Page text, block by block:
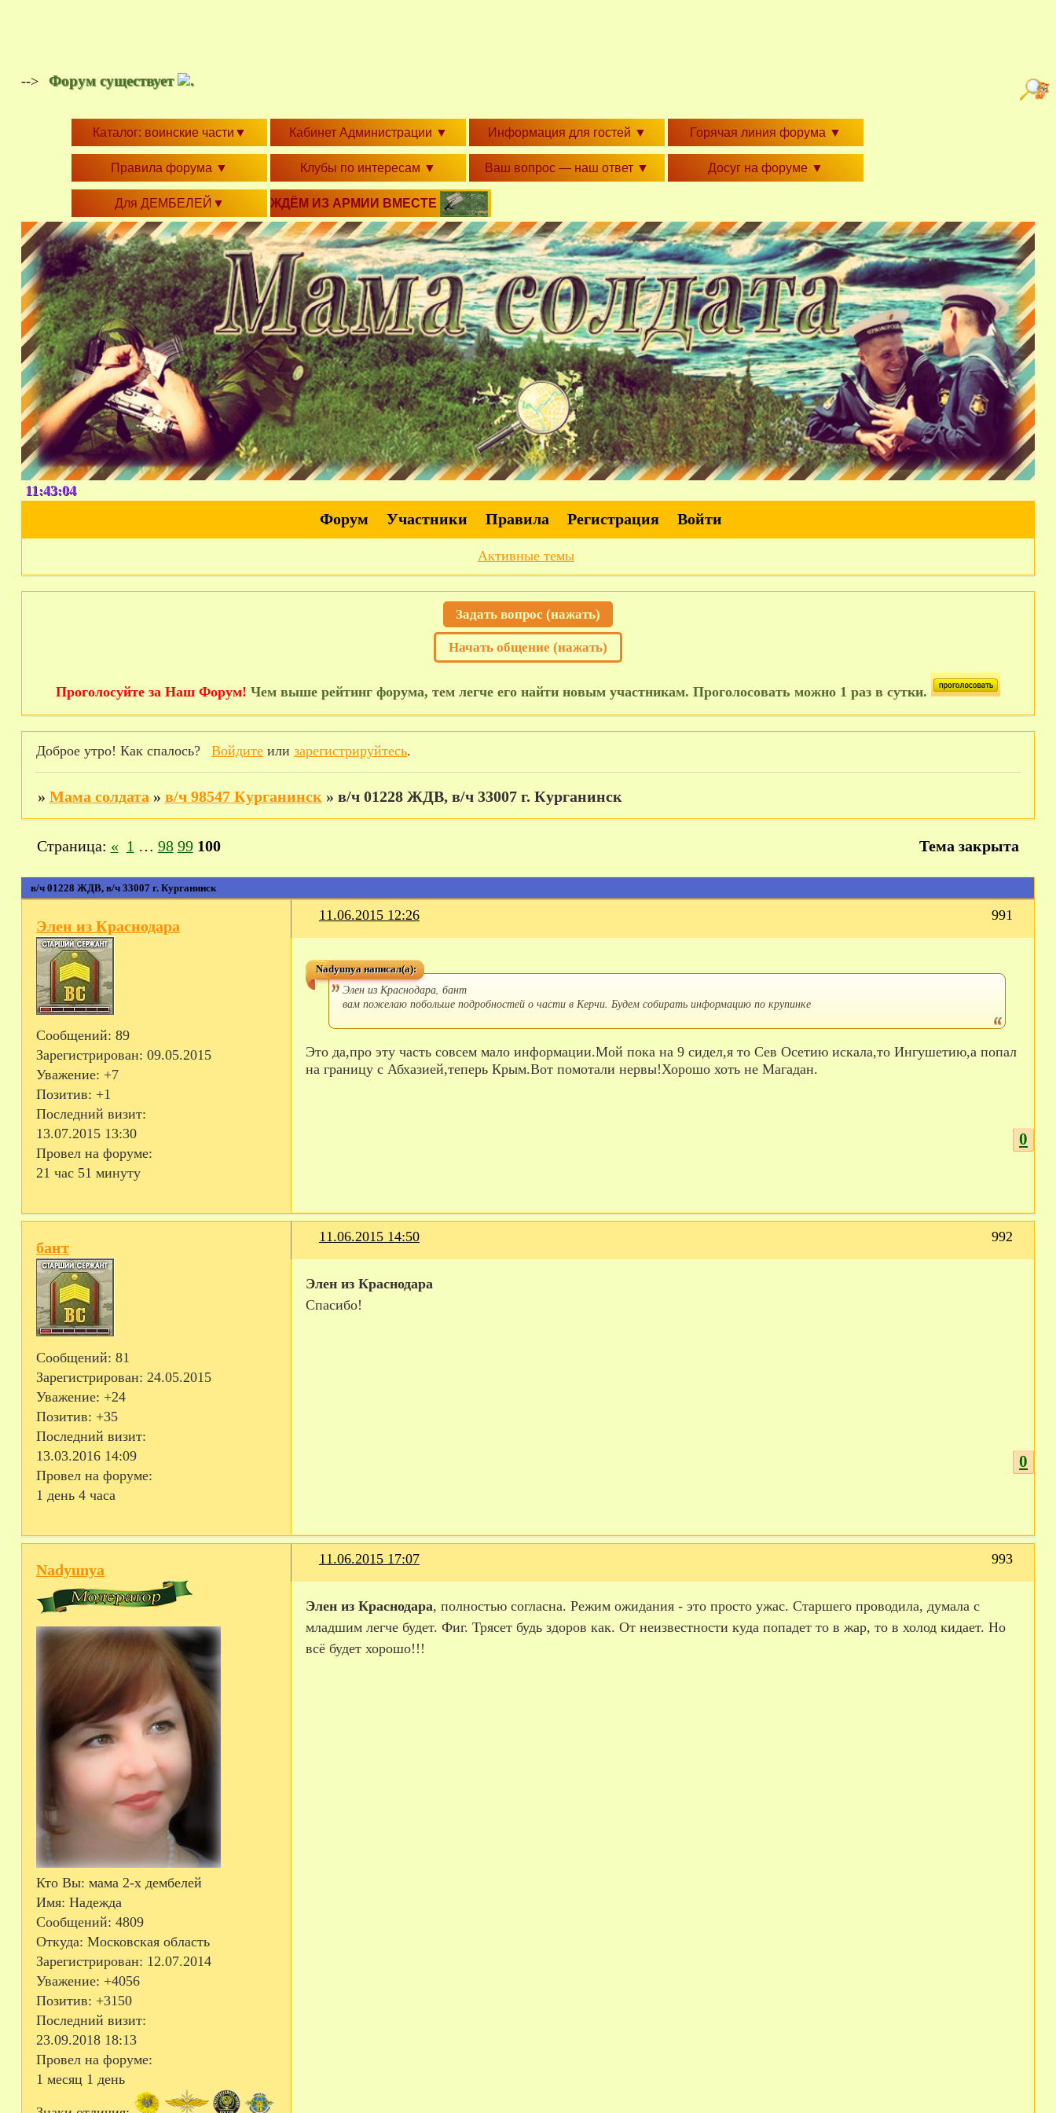
--> Форум существует .
Каталог: воинские части ▼ Кабинет Администрации ▼ Информация для гостей ▼ Горячая линия форума ▼
Правила форума ▼ Клубы по интересам ▼ Ваш вопрос — наш ответ ▼ Досуг на форуме ▼
Для ДЕМБЕЛЕЙ ▼ ЖДЁМ ИЗ АРМИИ ВМЕСТЕ
11:43:06
Форум Участники Правила Регистрация Войти
Активные темы
Задать вопрос (нажать)
Начать общение (нажать)
Проголосуйте за Наш Форум! Чем выше рейтинг форума, тем легче его найти новым участникам. Проголосовать можно 1 раз в сутки.
Доброе утро! Как спалось? Войдитеили зарегистрируйтесь.
» Мама солдата » в/ч 98547 Курганинск » в/ч 01228 ЖДВ, в/ч 33007 г. Курганинск
в/ч 01228 ЖДВ, в/ч 33007 г. Курганинск
Страница: « 1 … 98 99 100 Тема закрыта
991
11.06.2015 12:26
Элен из Краснодара
Сообщений: 89
Зарегистрирован: 09.05.2015
Уважение: +7
Позитив: +1
Последний визит:
13.07.2015 13:30
Провел на форуме:
21 час 51 минуту
Nadyunya написал(а):
Элен из Краснодара, бант
вам пожелаю побольше подробностей о части в Керчи. Будем собирать информацию по крупинке
Это да,про эту часть совсем мало информации.Мой пока на 9 сидел,я то Сев Осетию искала,то Ингушетию,а попал
на границу с Абхазией,теперь Крым.Вот помотали нервы!Хорошо хоть не Магадан.
0
992
11.06.2015 14:50
бант
Сообщений: 81
Зарегистрирован: 24.05.2015
Уважение: +24
Позитив: +35
Последний визит:
13.03.2016 14:09
Провел на форуме:
1 день 4 часа
Элен из Краснодара
Спасибо!
0
993
11.06.2015 17:07
Nadyunya
Кто Вы: мама 2-х дембелей
Имя: Надежда
Сообщений: 4809
Откуда: Московская область
Зарегистрирован: 12.07.2014
Уважение: +4056
Позитив: +3150
Последний визит:
23.09.2018 18:13
Провел на форуме:
1 месяц 1 день
Элен из Краснодара, полностью согласна. Режим ожидания - это просто ужас. Старшего проводила, думала с
младшим легче будет. Фиг. Трясет будь здоров как. От неизвестности куда попадет то в жар, то в холод кидает. Но
всё будет хорошо!!!